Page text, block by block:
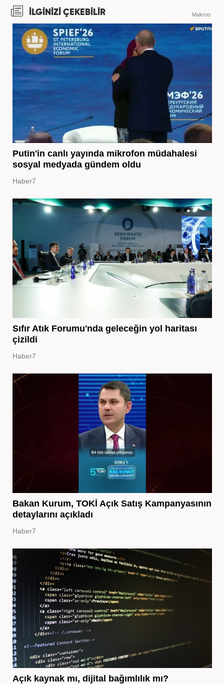
İLGİNİZİ ÇEKEBİLİR Makroo
Putin'in canlı yayında mikrofon müdahalesi
sosyal medyada gündem oldu
Haber7
Sıfır Atık Forumu'nda geleceğin yol haritası
çizildi
Haber7
Bakan Kurum, TOKİ Açık Satış Kampanyasının
detaylarını açıkladı
Haber7
Açık kaynak mı, dijital bağımlılık mı?